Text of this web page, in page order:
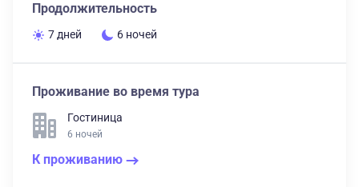
Продолжительность
7 дней 6 ночей
Проживание во время тура
Гостиница
6 ночей
К проживанию